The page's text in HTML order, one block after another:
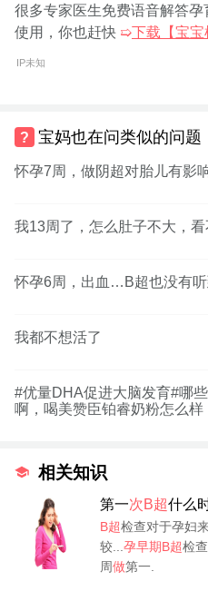
很多专家医生免费语音解答
使用，你也赶快 ➯下载【宝宝
IP未知
宝妈也在问类似的问题
怀孕7周，做阴超对胎儿有影
我13周了，怎么肚子不大，
怀孕6周，出血…B超也没有
我都不想活了
#优量DHA促进大脑发育#哪
啊，喝美赞臣铂睿奶粉怎么
相关知识
第一次B超什么
B超检查对于孕妇
较...孕早期B超检
周做第一.